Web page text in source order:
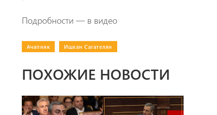
​Подробности — в видео
Ачапняк Ишхан Сагателян
ПОХОЖИЕ НОВОСТИ